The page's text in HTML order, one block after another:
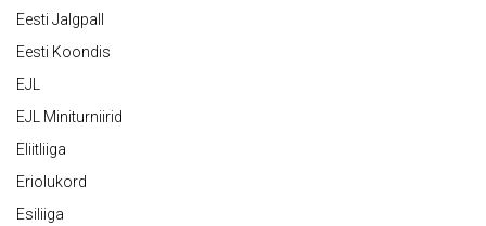
Eesti Jalgpall
Eesti Koondis
EJL
EJL Miniturniirid
Eliitliiga
Eriolukord
Esiliiga